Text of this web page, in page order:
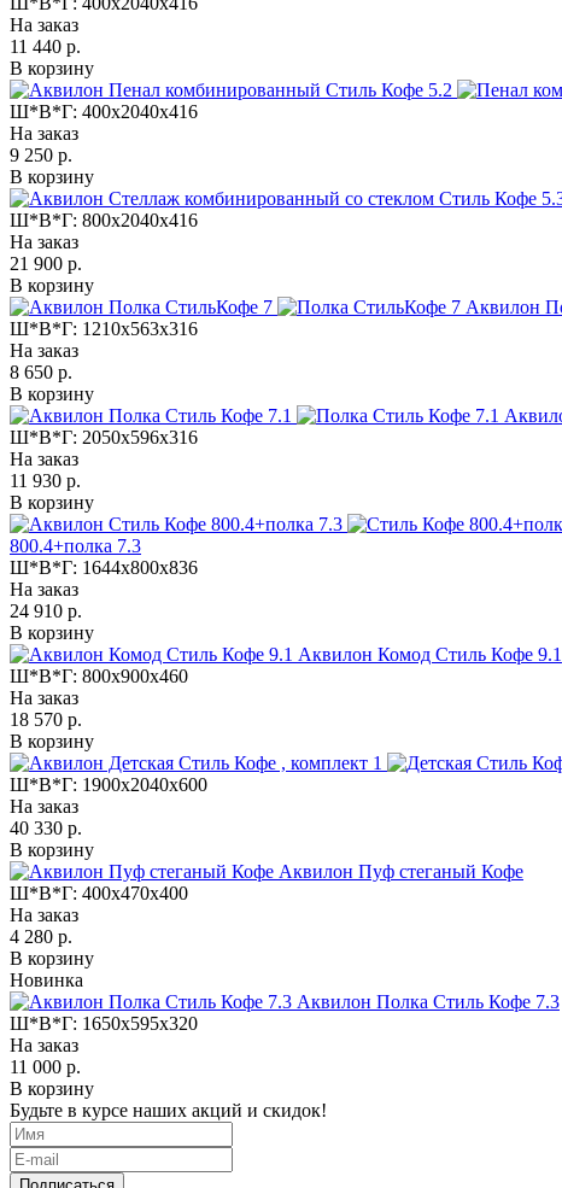
На заказ
11 440 р.
В корзину
Ш*В*Г: 400x2040x416
На заказ
9 250 р.
В корзину
Ш*В*Г: 800x2040x416
На заказ
21 900 р.
В корзину
Аквилон
Ш*В*Г: 1210x563x316
На заказ
8 650 р.
В корзину
Ш*В*Г: 2050x596x316
На заказ
11 930 р.
В корзину
800.4+полка 7.3
Ш*В*Г: 1644x800x836
На заказ
24 910 р.
В корзину
Аквилон Комод Стиль Кофе 9.1
Ш*В*Г: 800x900x460
На заказ
18 570 р.
В корзину
Ш*В*Г: 1900x2040x600
На заказ
40 330 р.
В корзину
Аквилон Пуф стеганый Кофе
Ш*В*Г: 400x470x400
На заказ
4 280 р.
В корзину
Новинка
Аквилон Полка Стиль Кофе 7.3
Ш*В*Г: 1650x595x320
На заказ
11 000 р.
В корзину
Будьте в курсе наших акций и скидок!